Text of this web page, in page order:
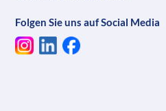
Folgen Sie uns auf Social Media